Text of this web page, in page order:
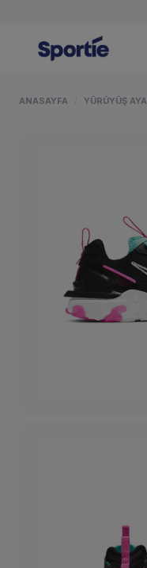
ANASAYFA YÜRÜYÜŞ